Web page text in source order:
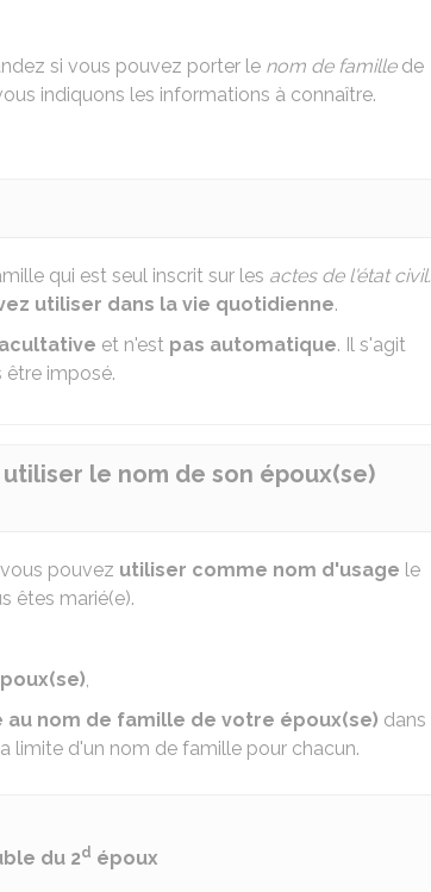
si vous pouvez porter le nom de famillede
indiquons les informations à connaître.
qui est seul inscrit sur les actes de l'état civil.
utiliser dans la vie quotidienne.
et n'est pas automatique. Il s'agit
être imposé.
le nom de son époux(se)
pouvez utiliser comme nom d'usage le
êtes marié(e).
,
nom de famille de votre époux(se) dans
limite d'un nom de famille pour chacun.
du 2d époux